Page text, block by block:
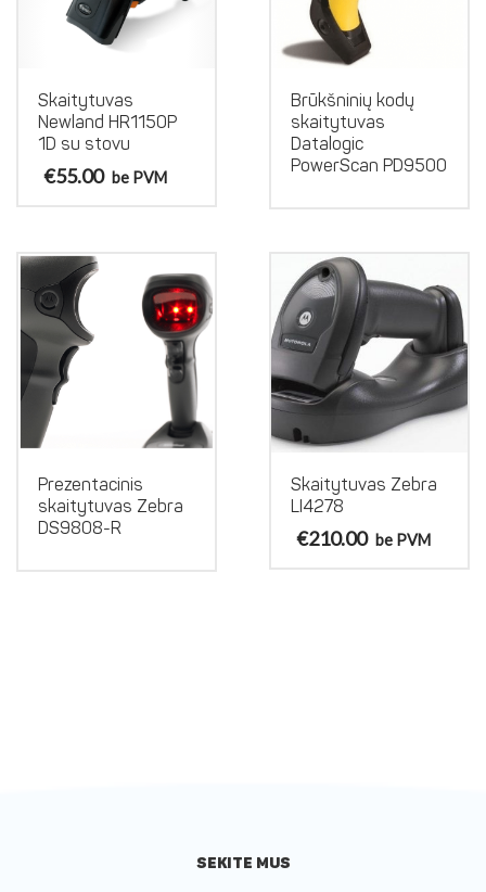
Skaitytuvas
Newland HR1150P
1D su stovu
€55.00 be PVM
Brūkšninių kodų
skaitytuvas
Datalogic
PowerScan PD9500
Prezentacinis
skaitytuvas Zebra
DS9808-R
Skaitytuvas Zebra
LI4278
€210.00 be PVM
SEKITE MUS